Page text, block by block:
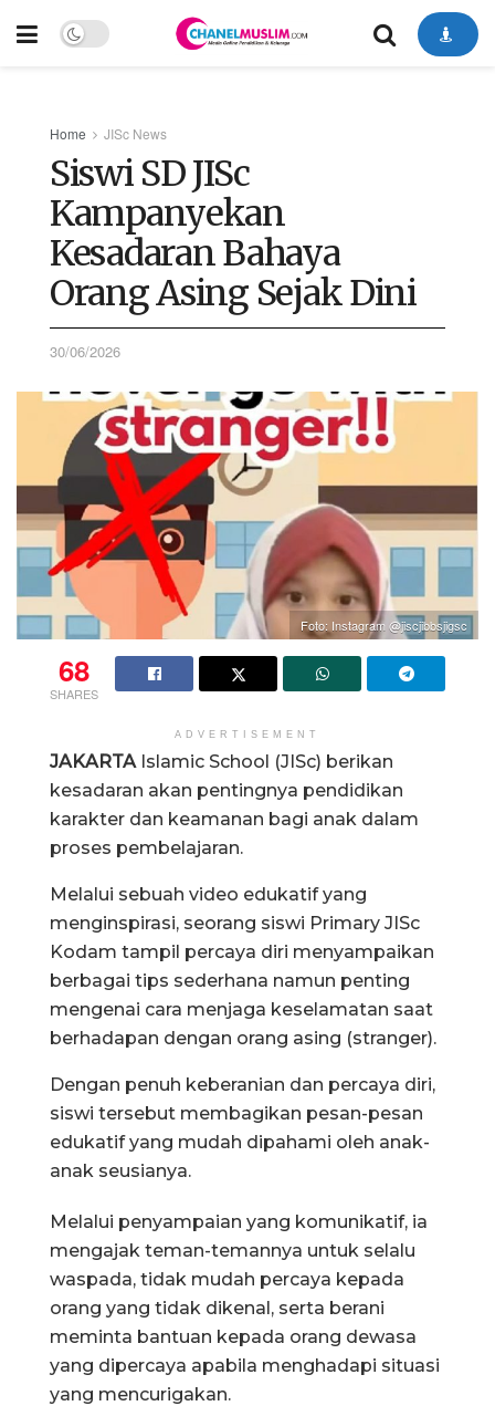
Home JISc News
Siswi SD JISc
Kampanyekan
Kesadaran Bahaya
Orang Asing Sejak Dini
30/06/2026
Foto: Instagram @jiscjibbsjigsc
68
SHARES
ADVERTISEMENT
JAKARTA Islamic School (JISc) berikan
kesadaran akan pentingnya pendidikan
karakter dan keamanan bagi anak dalam
proses pembelajaran.
Melalui sebuah video edukatif yang
menginspirasi, seorang siswi Primary JISc
Kodam tampil percaya diri menyampaikan
berbagai tips sederhana namun penting
mengenai cara menjaga keselamatan saat
berhadapan dengan orang asing (stranger).
Dengan penuh keberanian dan percaya diri,
siswi tersebut membagikan pesan-pesan
edukatif yang mudah dipahami oleh anak-
anak seusianya.
Melalui penyampaian yang komunikatif, ia
mengajak teman-temannya untuk selalu
waspada, tidak mudah percaya kepada
orang yang tidak dikenal, serta berani
meminta bantuan kepada orang dewasa
yang dipercaya apabila menghadapi situasi
yang mencurigakan.